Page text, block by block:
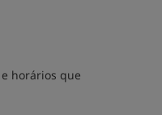
horários que